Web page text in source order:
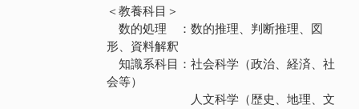
＜教養科目＞
数的処理 ：数的推理、判断推理、図
形、資料解釈
知識系科目：社会科学（政治、経済、社
会等）
人文科学（歴史、地理、文